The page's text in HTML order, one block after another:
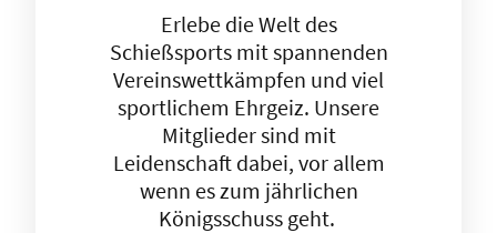
Erlebe die Welt des
Schießsports mit spannenden
Vereinswettkämpfen und viel
sportlichem Ehrgeiz. Unsere
Mitglieder sind mit
Leidenschaft dabei, vor allem
wenn es zum jährlichen
Königsschuss geht.